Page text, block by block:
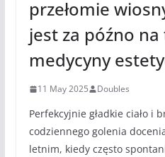
przełomie
jest za późno
medycyny
11 May 2025 Doubles
Perfekcyjnie gładkie ciało i
codziennego golenia
letnim, kiedy często